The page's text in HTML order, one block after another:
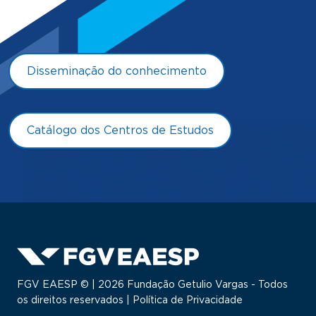
Disseminação do conhecimento
Catálogo dos Centros de Estudos
FGV EAESP © | 2026 Fundação Getulio Vargas - Todos
os direitos reservados |
Política de Privacidade